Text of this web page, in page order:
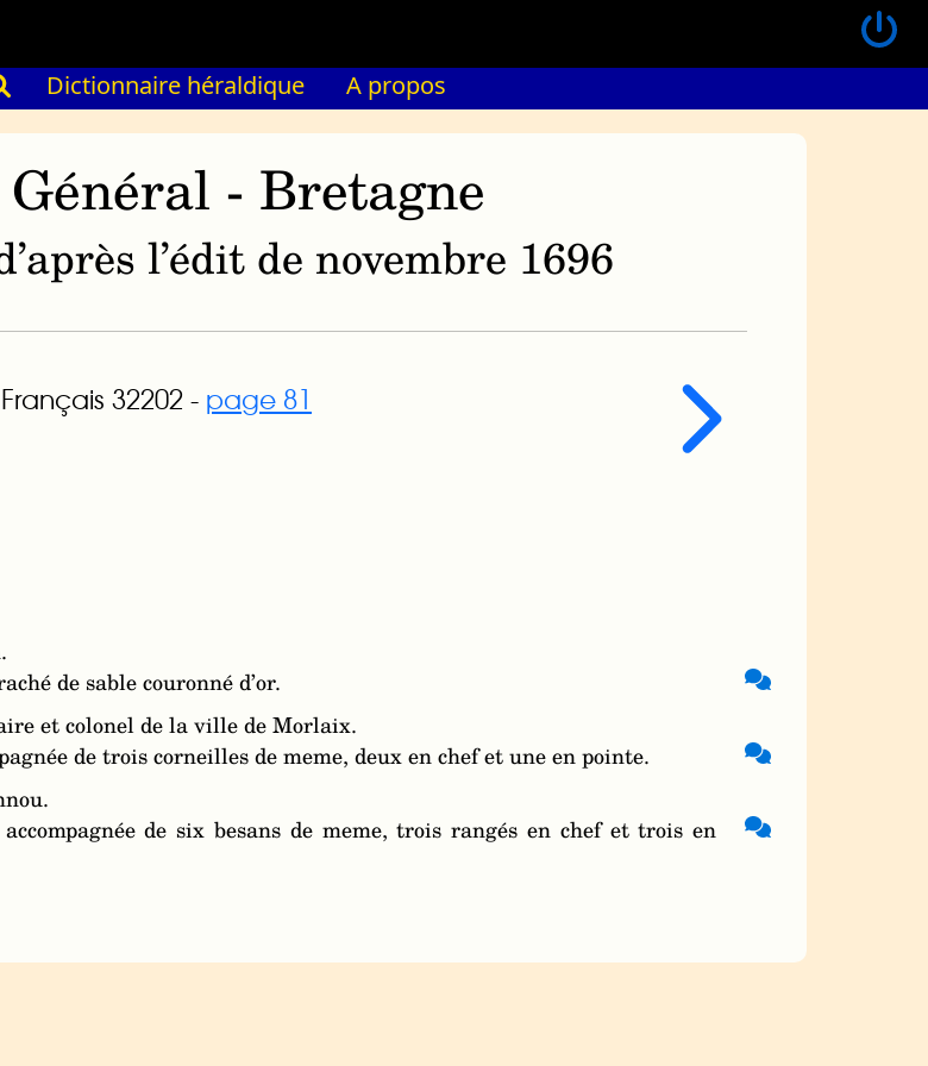
Dictionnaire héraldique A propos
- Bretagne
l’édit de novembre 1696
32202 - page 81
de sable couronné d’or.
et colonel de la ville de Morlaix.
de trois corneilles de meme, deux en chef et une en pointe.
de six besans de meme, trois rangés en chef et trois en